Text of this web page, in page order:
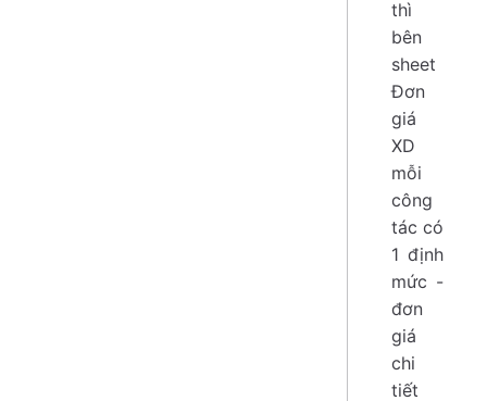
thì
bên
sheet
Đơn
giá
XD
mỗi
công
tác có
1 định
mức -
đơn
giá
chi
tiết